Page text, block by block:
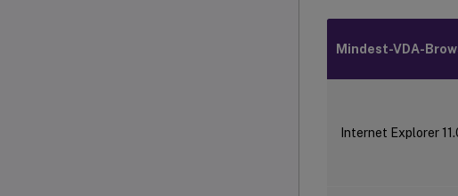
Mindest-VDA-
Internet Explorer